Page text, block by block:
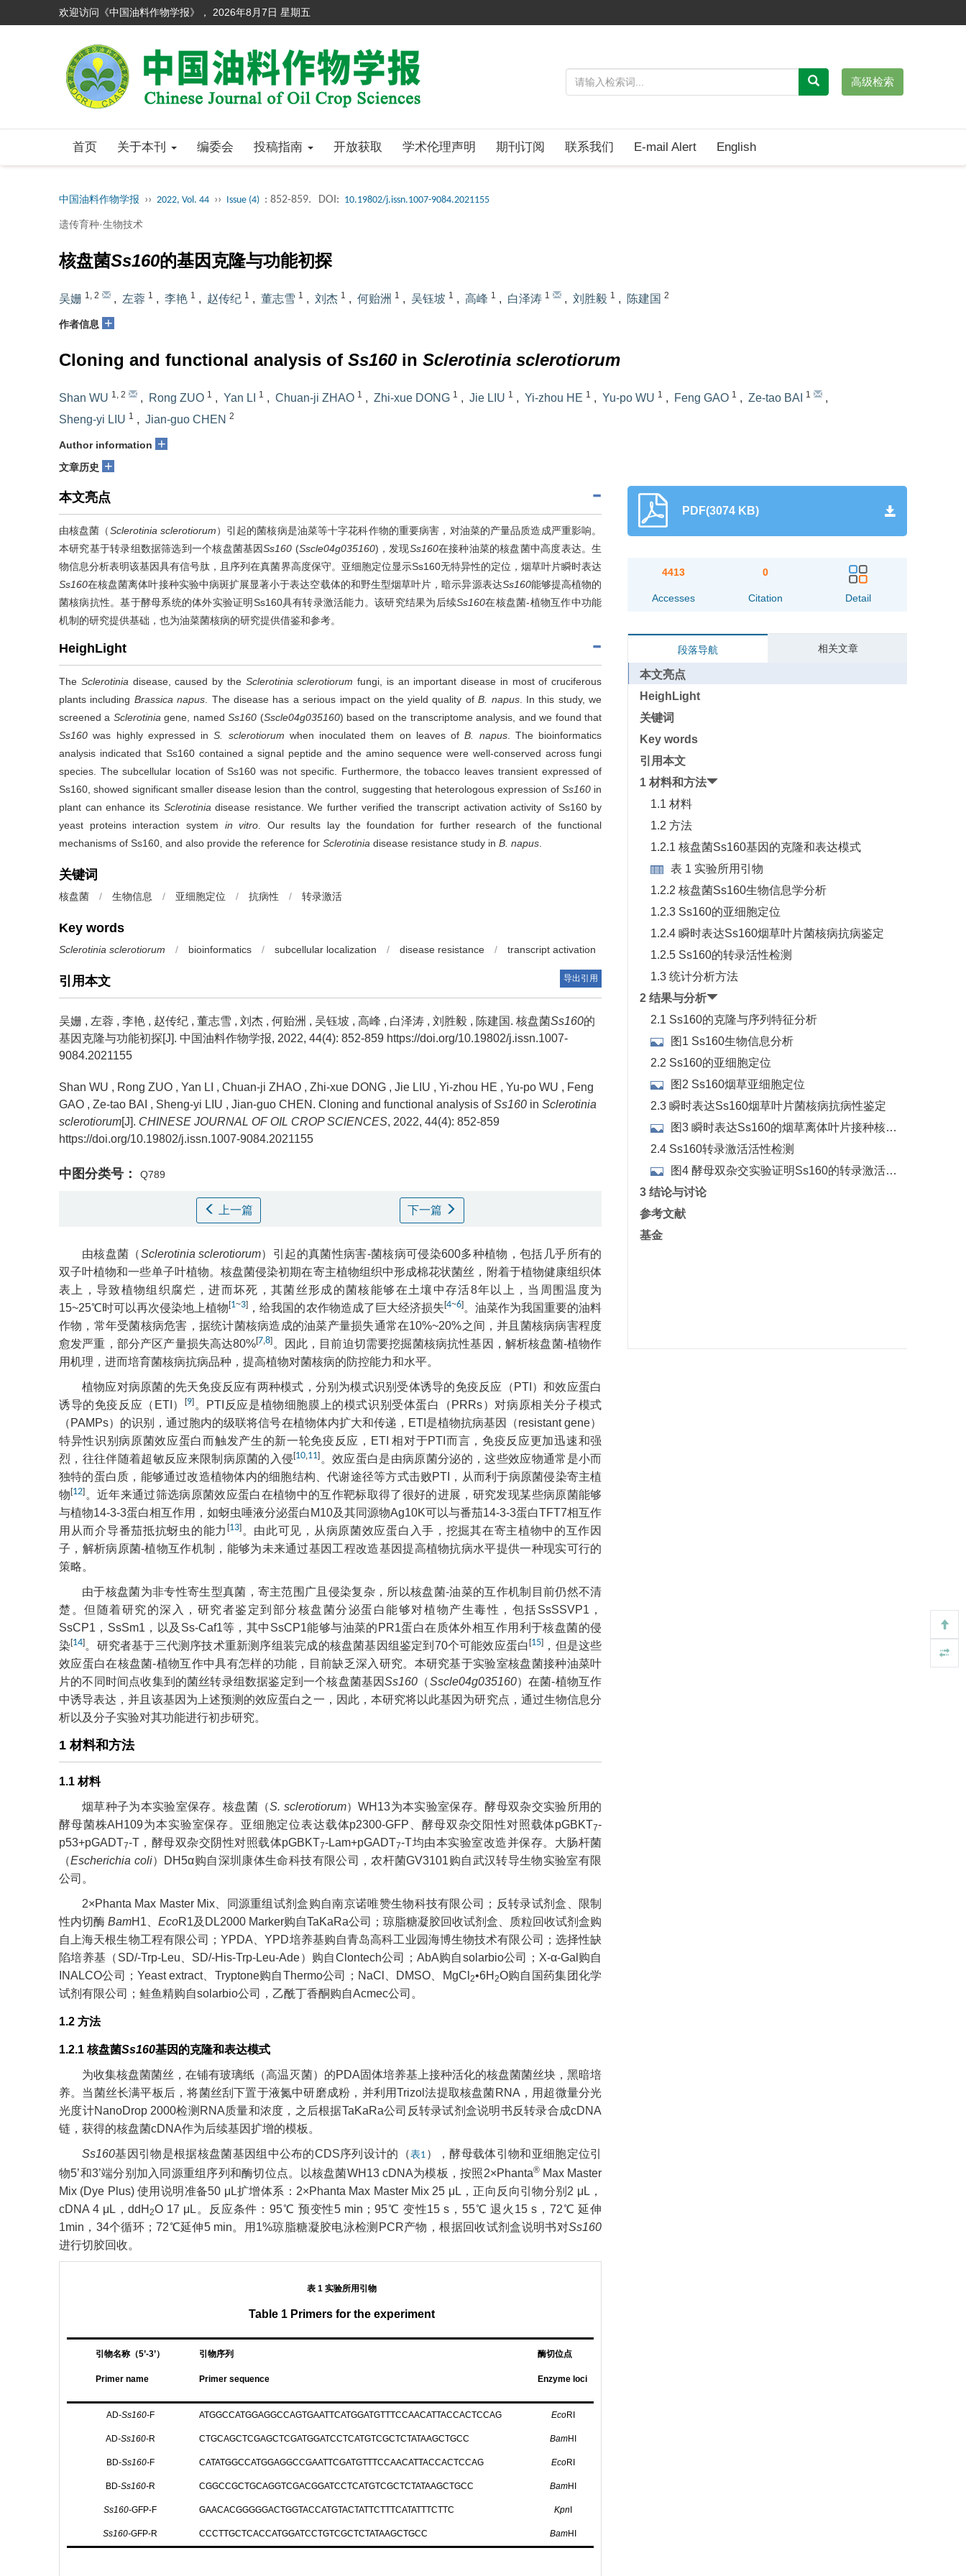
欢迎访问《中国油料作物学报》， 2026年8月7日 星期五
高级检索
首页 关于本刊 编委会 投稿指南 开放获取 学术伦理声明 期刊订阅 联系我们 E-mail Alert English
中国油料作物学报 ›› 2022, Vol. 44 ›› Issue (4) : 852-859. DOI: 10.19802/j.issn.1007-9084.2021155
遗传育种·生物技术
核盘菌Ss160的基因克隆与功能初探
吴姗 1, 2 , 左蓉 1 , 李艳 1 , 赵传纪 1 , 董志雪 1 , 刘杰 1 , 何贻洲 1 , 吴钰坡 1 , 高峰 1 , 白泽涛 1 , 刘胜毅 1 , 陈建国 2
作者信息 +
Cloning and functional analysis of Ss160 in Sclerotinia sclerotiorum
Shan WU 1, 2 , Rong ZUO 1 , Yan LI 1 , Chuan-ji ZHAO 1 , Zhi-xue DONG 1 , Jie LIU 1 , Yi-zhou HE 1 , Yu-po WU 1 , Feng GAO 1 , Ze-tao BAI 1
,
Sheng-yi LIU 1 , Jian-guo CHEN 2
Author information +
文章历史 +
本文亮点
由核盘菌（Sclerotinia sclerotiorum）引起的菌核病是油菜等十字花科作物的重要病害，对油菜的产量品质造成严重影响。
本研究基于转录组数据筛选到一个核盘菌基因Ss160 (Sscle04g035160)，发现Ss160在接种油菜的核盘菌中高度表达。生
物信息分析表明该基因具有信号肽，且序列在真菌界高度保守。亚细胞定位显示Ss160无特异性的定位，烟草叶片瞬时表达
Ss160在核盘菌离体叶接种实验中病斑扩展显著小于表达空载体的和野生型烟草叶片，暗示异源表达Ss160能够提高植物的
菌核病抗性。基于酵母系统的体外实验证明Ss160具有转录激活能力。该研究结果为后续Ss160在核盘菌-植物互作中功能
机制的研究提供基础，也为油菜菌核病的研究提供借鉴和参考。
HeighLight
The Sclerotinia disease, caused by the Sclerotinia sclerotiorum fungi, is an important disease in most of cruciferous
plants including Brassica napus . The disease has a serious impact on the yield quality ofB. napus. In this study, we
screened a Sclerotinia gene, namedSs160 (Sscle04g035160) based on the transcriptome analysis, and we found that
Ss160 was highly expressed inS. sclerotiorum when inoculated them on leaves ofB. napus. The bioinformatics
analysis indicated that Ss160 contained a signal peptide and the amino sequence were well-conserved across fungi
species. The subcellular location of Ss160 was not specific. Furthermore, the tobacco leaves transient expressed of
Ss160, showed significant smaller disease lesion than the control, suggesting that heterologous expression of Ss160in
plant can enhance its Sclerotinia disease resistance. We further verified the transcript activation activity of Ss160 by
yeast proteins interaction system in vitro . Our results lay the foundation for further research of the functional
mechanisms of Ss160, and also provide the reference for Sclerotinia disease resistance study in B. napus
关键词
核盘菌 / 生物信息 / 亚细胞定位 / 抗病性 / 转录激活
Key words
Sclerotinia sclerotiorum / bioinformatics / subcellular localization / disease resistance / transcript activation
引用本文 导出引用
吴姗 , 左蓉 , 李艳 , 赵传纪 , 董志雪 , 刘杰 , 何贻洲 , 吴钰坡 , 高峰 , 白泽涛 , 刘胜毅 , 陈建国 . 核盘菌Ss160的
基因克隆与功能初探[J]. 中国油料作物学报, 2022, 44(4): 852-859 https://doi.org/10.19802/j.issn.1007-
9084.2021155
Shan WU , Rong ZUO , Yan LI , Chuan-ji ZHAO , Zhi-xue DONG , Jie LIU , Yi-zhou HE , Yu-po WU , Feng
GAO , Ze-tao BAI , Sheng-yi LIU , Jian-guo CHEN . Cloning and functional analysis ofSs160 in Sclerotinia
sclerotiorum[J]. CHINESE JOURNAL OF OIL CROP SCIENCES, 2022, 44(4): 852-859
https://doi.org/10.19802/j.issn.1007-9084.2021155
中图分类号： Q789
上一篇 下一篇
由核盘菌（Sclerotinia sclerotiorum）引起的真菌性病害-菌核病可侵染600多种植物，包括几乎所有的
双子叶植物和一些单子叶植物。核盘菌侵染初期在寄主植物组织中形成棉花状菌丝，附着于植物健康组织体
表上，导致植物组织腐烂，进而坏死，其菌丝形成的菌核能够在土壤中存活8年以上，当周围温度为
15~25℃时可以再次侵染地上植物[1~3] ，给我国的农作物造成了巨大经济损失 [4~6]。油菜作为我国重要的油料
作物，常年受菌核病危害，据统计菌核病造成的油菜产量损失通常在10%~20%之间，并且菌核病病害程度
愈发严重，部分产区产量损失高达80%[7,8] 。因此，目前迫切需要挖掘菌核病抗性基因，解析核盘菌-植物作
用机理，进而培育菌核病抗病品种，提高植物对菌核病的防控能力和水平。
植物应对病原菌的先天免疫反应有两种模式，分别为模式识别受体诱导的免疫反应（PTI）和效应蛋白
诱导的免疫反应（ETI）
[9] 。PTI反应是植物细胞膜上的模式识别受体蛋白（PRRs）对病原相关分子模式
（PAMPs）的识别，通过胞内的级联将信号在植物体内扩大和传递，ETI是植物抗病基因（resistant gene）
特异性识别病原菌效应蛋白而触发产生的新一轮免疫反应，ETI 相对于PTI而言，免疫反应更加迅速和强
烈，往往伴随着超敏反应来限制病原菌的入侵[10,11] 。效应蛋白是由病原菌分泌的，这些效应物通常是小而
独特的蛋白质，能够通过改造植物体内的细胞结构、代谢途径等方式击败PTI，从而利于病原菌侵染寄主植
物[12] 。近年来通过筛选病原菌效应蛋白在植物中的互作靶标取得了很好的进展，研究发现某些病原菌能够
与植物14-3-3蛋白相互作用，如蚜虫唾液分泌蛋白M10及其同源物Ag10K可以与番茄14-3-3蛋白TFT7相互作
用从而介导番茄抵抗蚜虫的能力 [13]。由此可见，从病原菌效应蛋白入手，挖掘其在寄主植物中的互作因
子，解析病原菌-植物互作机制，能够为未来通过基因工程改造基因提高植物抗病水平提供一种现实可行的
策略。
由于核盘菌为非专性寄生型真菌，寄主范围广且侵染复杂，所以核盘菌-油菜的互作机制目前仍然不清
楚。但随着研究的深入，研究者鉴定到部分核盘菌分泌蛋白能够对植物产生毒性，包括SsSSVP1，
SsCP1，SsSm1，以及Ss-Caf1等，其中SsCP1能够与油菜的PR1蛋白在质体外相互作用利于核盘菌的侵
染[14] 。研究者基于三代测序技术重新测序组装完成的核盘菌基因组鉴定到70个可能效应蛋白[15] ，但是这些
效应蛋白在核盘菌-植物互作中具有怎样的功能，目前缺乏深入研究。本研究基于实验室核盘菌接种油菜叶
片的不同时间点收集到的菌丝转录组数据鉴定到一个核盘菌基因Ss160 （Sscle04g035160）在菌-植物互作
中诱导表达，并且该基因为上述预测的效应蛋白之一，因此，本研究将以此基因为研究点，通过生物信息分
析以及分子实验对其功能进行初步研究。
1 材料和方法
1.1 材料
烟草种子为本实验室保存。核盘菌（S. sclerotiorum）WH13为本实验室保存。酵母双杂交实验所用的
酵母菌株AH109为本实验室保存。亚细胞定位表达载体p2300-GFP、酵母双杂交阳性对照载体pGBKT7-
p53+pGADT7-T，酵母双杂交阴性对照载体pGBKT7-Lam+pGADT7-T均由本实验室改造并保存。大肠杆菌
（Escherichia coli）DH5α购自深圳康体生命科技有限公司，农杆菌GV3101购自武汉转导生物实验室有限
公司。
2×Phanta Max Master Mix、同源重组试剂盒购自南京诺唯赞生物科技有限公司；反转录试剂盒、限制
性内切酶BamH1、EcoR1及DL2000 Marker购自TaKaRa公司；琼脂糖凝胶回收试剂盒、质粒回收试剂盒购
自上海天根生物工程有限公司；YPDA、YPD培养基购自青岛高科工业园海博生物技术有限公司；选择性缺
陷培养基（SD/-Trp-Leu、SD/-His-Trp-Leu-Ade）购自Clontech公司；AbA购自solarbio公司；X-α-Gal购自
INALCO公司；Yeast extract、Tryptone购自Thermo公司；NaCl、DMSO、MgCl 2•6H 2O购自国药集团化学
试剂有限公司；鲑鱼精购自solarbio公司，乙酰丁香酮购自Acmec公司。
1.2 方法
1.2.1 核盘菌Ss160基因的克隆和表达模式
为收集核盘菌菌丝，在铺有玻璃纸（高温灭菌）的PDA固体培养基上接种活化的核盘菌菌丝块，黑暗培
养。当菌丝长满平板后，将菌丝刮下置于液氮中研磨成粉，并利用Trizol法提取核盘菌RNA，用超微量分光
光度计NanoDrop 2000检测RNA质量和浓度，之后根据TaKaRa公司反转录试剂盒说明书反转录合成cDNA
链，获得的核盘菌cDNA作为后续基因扩增的模板。
Ss160基因引物是根据核盘菌基因组中公布的CDS序列设计的（表1 ），酵母载体引物和亚细胞定位引
物5’和3’端分别加入同源重组序列和酶切位点。以核盘菌WH13 cDNA为模板，按照2×Phanta®Max Master
Mix (Dye Plus) 使用说明准备50 μL扩增体系：2×Phanta Max Master Mix 25 μL，正向反向引物分别2 μL，
cDNA 4 μL，ddH2O 17 μL。反应条件：95℃ 预变性5 min；95℃ 变性15 s，55℃ 退火15 s，72℃ 延伸
1min，34个循环；72℃延伸5 min。用1%琼脂糖凝胶电泳检测PCR产物，根据回收试剂盒说明书对Ss160
进行切胶回收。
表 1 实验所用引物
Table 1 Primers for the experiment
引物名称（5’-3’）
Primer name
引物序列
Primer sequence
酶切位点
Enzyme loci
AD-Ss160-F ATGGCCATGGAGGCCAGTGAATTCATGGATGTTTCCAACATTACCACTCCAG EcoRI
AD-Ss160-R CTGCAGCTCGAGCTCGATGGATCCTCATGTCGCTCTATAAGCTGCC BamHI
BD-Ss160-F CATATGGCCATGGAGGCCGAATTCGATGTTTCCAACATTACCACTCCAG EcoRI
BD-Ss160-R CGGCCGCTGCAGGTCGACGGATCCTCATGTCGCTCTATAAGCTGCC BamHI
Ss160-GFP-F GAACACGGGGGACTGGTACCATGTACTATTCTTTCATATTTCTTC Kpn
Ss160-GFP-R CCCTTGCTCACCATGGATCCTGTCGCTCTATAAGCTGCC BamHI
PDF(3074 KB)
4413
Accesses
0
Citation Detail
段落导航 相关文章
本文亮点
HeighLight
关键词
Key words
引用本文
1 材料和方法
1.1 材料
1.2 方法
1.2.1 核盘菌Ss160基因的克隆和表达模式
表 1 实验所用引物
1.2.2 核盘菌Ss160生物信息学分析
1.2.3 Ss160的亚细胞定位
1.2.4 瞬时表达Ss160烟草叶片菌核病抗病鉴定
1.2.5 Ss160的转录活性检测
1.3 统计分析方法
2 结果与分析
2.1 Ss160的克隆与序列特征分析
图1 Ss160生物信息分析
2.2 Ss160的亚细胞定位
图2 Ss160烟草亚细胞定位
2.3 瞬时表达Ss160烟草叶片菌核病抗病性鉴定
图3 瞬时表达Ss160的烟草离体叶片接种核盘
菌抗性鉴定
2.4 Ss160转录激活活性检测
图4 酵母双杂交实验证明Ss160的转录激活能
力
3 结论与讨论
参考文献
基金